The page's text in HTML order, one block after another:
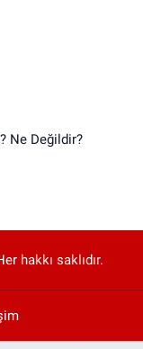
Ne Değildir?
hakkı saklıdır.